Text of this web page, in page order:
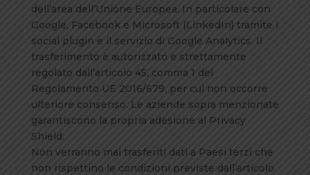
dell’area dell’Unione Europea. In particolare con
Google, Facebook e Microsoft (LinkedIn) tramite i
social plugin e il servizio di Google Analytics. Il
trasferimento è autorizzato e strettamente
regolato dall’articolo 45, comma 1 del
Regolamento UE 2016/679, per cui non occorre
ulteriore consenso. Le aziende sopra menzionate
garantiscono la propria adesione al Privacy
Shield.
Non verranno mai trasferiti dati a Paesi terzi che
non rispettino le condizioni previste dall’articolo